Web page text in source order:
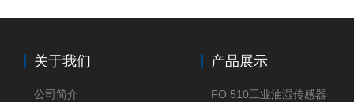
关于我们
公司简介
产品展示
FO 510工业油湿传感器